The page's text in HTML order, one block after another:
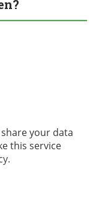
your data
this service